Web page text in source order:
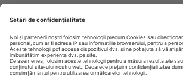
Ochelarii de soare polarizați nu mai
protecție clasic împotriva soarelui. Mai
un accesoriu indispensabil pe care moda
şi să-l perfecṭioneze continuu, totodată. În
NextPrevious